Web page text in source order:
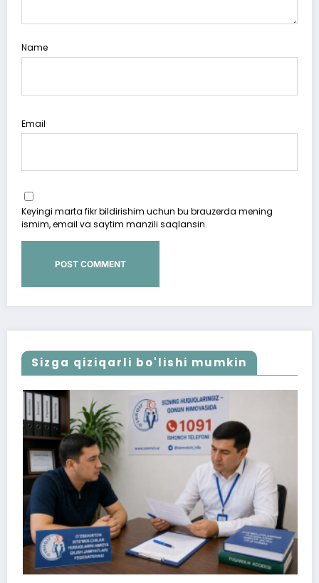
Name
Email
Keyingi marta fikr bildirishim uchun bu brauzerda mening
ismim, email va saytim manzili saqlansin.
Sizga qiziqarli bo'lishi mumkin